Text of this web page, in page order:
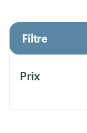
Filtre
Prix